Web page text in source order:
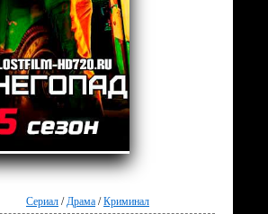
Сериал /Драма /Криминал